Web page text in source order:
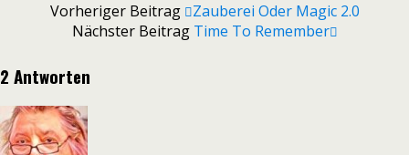
Vorheriger Beitrag
Zauberei Oder Magic 2.0
Nächster Beitrag Time To Remember
2 Antworten